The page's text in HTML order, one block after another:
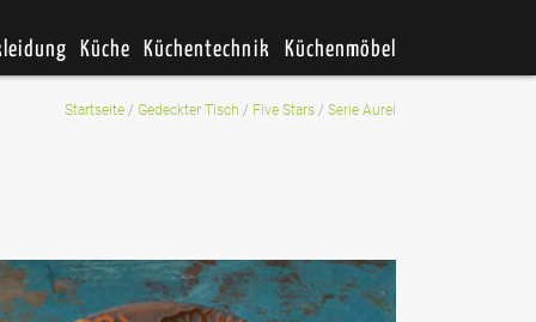
Küche Küchentechnik Küchenmöbel
Startseite / Gedeckter Tisch / Five Stars / Serie Aurel